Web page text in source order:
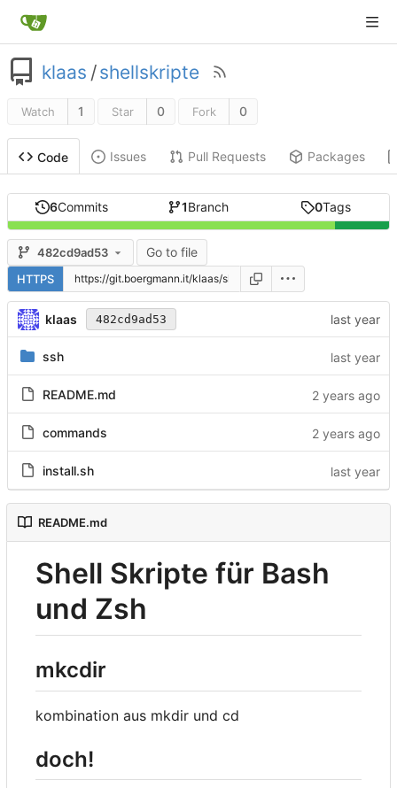
klaas /shellskripte
Watch 1 Star 0 Fork 0
Code Issues Pull Requests Packages
6Commits 1Branch 0Tags
482cd9ad53 Go to file
HTTPS
klaas 482cd9ad53
ssh
README.md
commands
install.sh
README.md
Shell Skripte für Bash
und Zsh
mkcdir
kombination aus mkdir und cd
doch!